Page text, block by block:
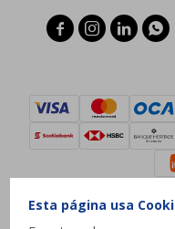
Esta página usa
   